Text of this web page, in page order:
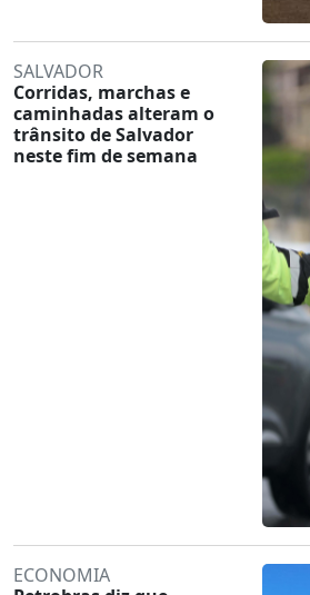
SALVADOR
Corridas, marchas e
caminhadas alteram o
trânsito de Salvador
neste fim de semana
ECONOMIA